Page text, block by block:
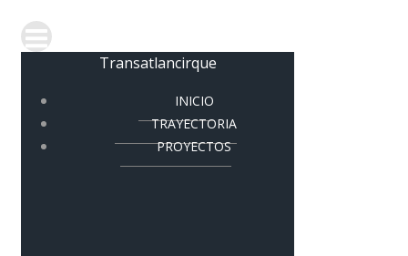
Transatlancirque
INICIO
TRAYECTORIA
PROYECTOS